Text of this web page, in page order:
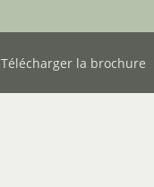
Télécharger la brochure